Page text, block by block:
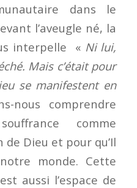
dans le
l’aveugle né, la
interpelle « Ni lui,
Mais c’était pour
se manifestent en
nous comprendre
comme
Dieu et pour qu’Il
monde. Cette
aussi l’espace de